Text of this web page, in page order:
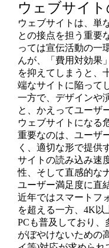
ウェブサイト
ウェブサイトは、単
との接点を担う重要
っては宣伝活動の一
んが、「費用対効果
を抑えてしまうと、
端なサイトに陥って
一方で、デザインや
と、かえってユーザ
ウェブサイトになる
重要なのは、ユーザ
く、適切な形で提供
サイトの読み込み速
性、そして直感的な
ユーザー満足度に直
近年ではスマートフ
を超える一方、4K以
PCも普及しており
がぼやけないための